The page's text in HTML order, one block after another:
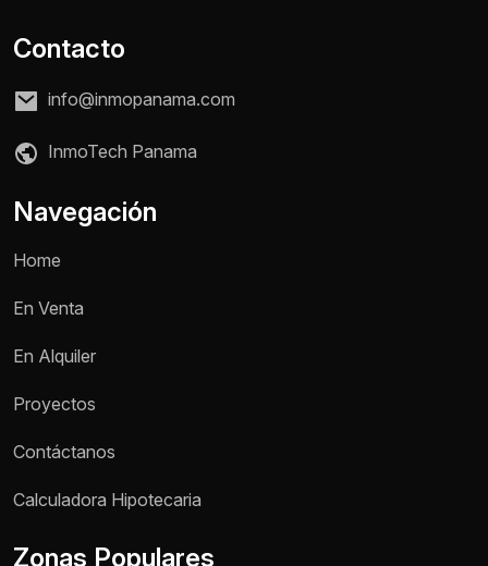
Teléfono / WhatsApp *
Contacto
info@inmopanama.com
InmoTech Panama
Navegación
Home
En Venta
En Alquiler
Proyectos
Contáctanos
Calculadora Hipotecaria
Zonas Populares